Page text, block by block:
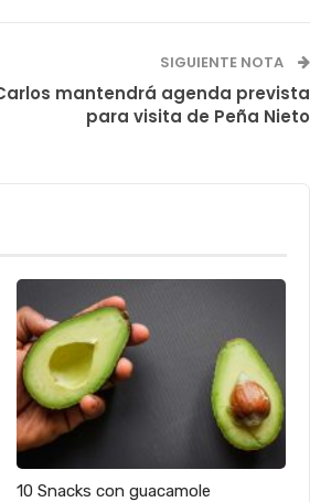
SIGUIENTE NOTA
mantendrá agenda prevista
para visita de Peña Nieto
10 Snacks con guacamole